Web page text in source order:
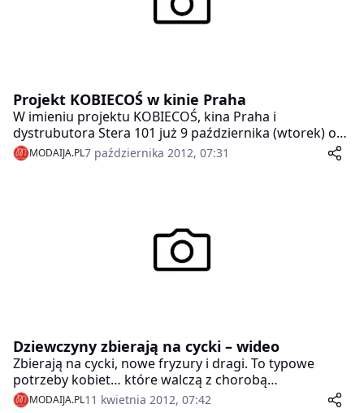
Projekt KOBIECOŚ w kinie Praha
W imieniu projektu KOBIECOŚ, kina Praha i
dystrubutora Stera 101 już 9 października (wtorek) o
godzinie 20.15 zapraszamy na pokaz filmu
dokumentalnego „Piękne i bestia” (Beauty and the
MODAIJA.PL7 października 2012, 07:31
Dziewczyny zbierają na cycki – wideo
Zbierają na cycki, nowe fryzury i dragi. To typowe
potrzeby kobiet… które walczą z chorobą
nowotworową. Kobietom po zabiegach chemioterapii
MODAIJA.PL11 kwietnia 2012, 07:42